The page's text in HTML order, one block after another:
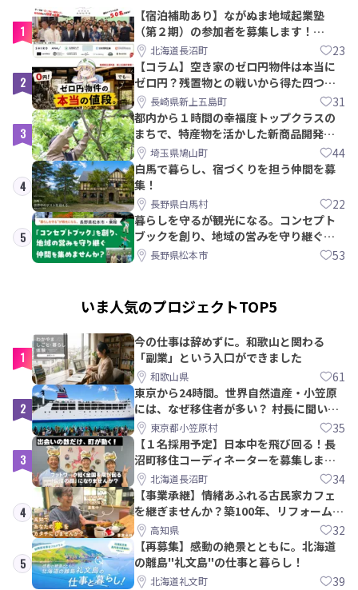
1
【宿泊補助あり】ながぬま地域起業塾
（第２期）の参加者を募集します！
【8/21〆】
北海道長沼町 23
2
【コラム】空き家のゼロ円物件は本当に
ゼロ円？残置物との戦いから得た四つの
教訓｜新上五島町
長崎県新上五島町 31
3
都内から１時間の幸福度トップクラスの
まちで、特産物を活かした新商品開発＆
PRメンバー募集！
埼玉県鳩山町 44
4
白馬で暮らし、宿づくりを担う仲間を募
集！
長野県白馬村 22
5
暮らしを守るが観光になる。コンセプト
ブックを創り、地域の営みを守り継ぐ仲
間を集めませんか？
長野県松本市 53
いま人気のプロジェクトTOP5
1
今の仕事は辞めずに。和歌山と関わる
「副業」という入口ができました
和歌山県 61
2
東京から24時間。世界自然遺産・小笠原
には、なぜ移住者が多い？ 村長に聞いて
みた東京都小笠原村 35
3
【１名採用予定】日本中を飛び回る！長
沼町移住コーディネーターを募集しま
す！北海道長沼町 34
4
【事業承継】情緒あふれる古民家カフェ
を継ぎませんか？築100年、リフォームか
ら約10年！
高知県 32
5
【再募集】感動の絶景とともに。北海道
の離島"礼文島"の仕事と暮らし！
北海道礼文町 39